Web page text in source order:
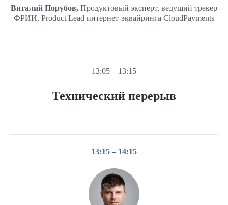
Виталий Порубов, Продуктовый эксперт, ведущий трекер
ФРИИ, Product Lead интернет-эквайринга CloudPayments
13:05 – 13:15
Технический перерыв
13:15 – 14:15